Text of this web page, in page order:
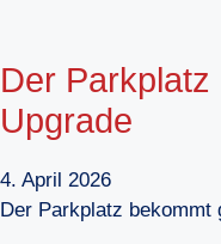
Der
Upgrade
4. April 2026
Der Parkplatz bekommt